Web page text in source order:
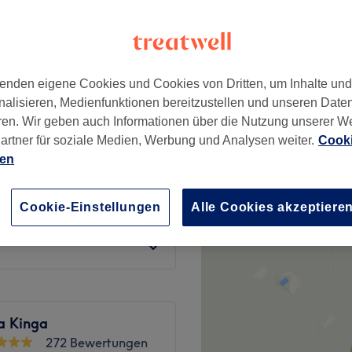
Intimzone
79 €
119 €
ab 20 €
Kinga
272 Bewertungen
eigene Cookies und Cookies von Dritten, um Inhalte
Medienfunktionen bereitzustellen und unseren
Wir geben auch Informationen über die Nutzung unserer
für soziale Medien, Werbung und Analysen weiter.
Cookie-Einstellungen Alle Cookies akzeptieren